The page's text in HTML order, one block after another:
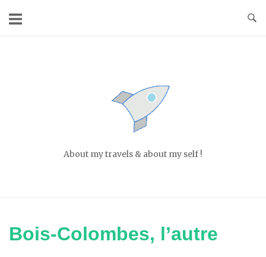
About my travels & about my self !
Bois-Colombes, l’autre